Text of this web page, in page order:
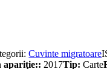
Cuvinte migratoare
apariţie:: 2017Tip: Carte